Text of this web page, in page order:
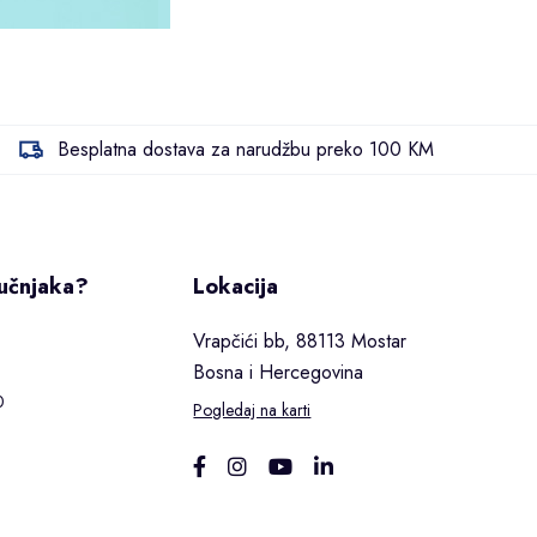
Besplatna dostava za narudžbu preko 100 KM
Lokacija
Vrapčići bb, 88113 Mostar
Bosna i Hercegovina
Pogledaj na karti